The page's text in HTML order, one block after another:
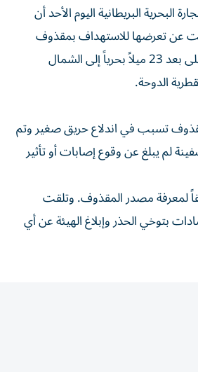
البحرية البريطانية اليوم ​الأحد ⁠أن
عن تعرضها للاستهداف بمقذوف
مجهول ‌خلال إبحارها على بعد ⁠23 ميلاً بحرياً إلى الشمال
الدوحة.
​تسبب في اندلاع حريق ‌صغير وتم
لم ⁠يبلغ عن وقوع إصابات أو تأثير
‌لمعرفة مصدر المقذوف. وتلقت
‌بتوخي الحذر ‌وإبلاغ ⁠الهيئة عن ‌أي